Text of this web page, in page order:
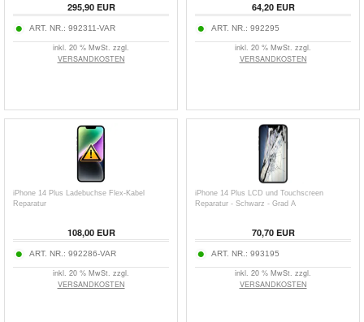
295,90 EUR
ART. NR.: 992311-VAR
inkl. 20 % MwSt. zzgl.
VERSANDKOSTEN
64,20 EUR
ART. NR.: 992295
inkl. 20 % MwSt. zzgl.
VERSANDKOSTEN
iPhone 14 Plus Ladebuchse Flex-Kabel
Reparatur
108,00 EUR
ART. NR.: 992286-VAR
inkl. 20 % MwSt. zzgl.
VERSANDKOSTEN
iPhone 14 Plus LCD und Touchscreen
Reparatur - Schwarz - Grad A
70,70 EUR
ART. NR.: 993195
inkl. 20 % MwSt. zzgl.
VERSANDKOSTEN